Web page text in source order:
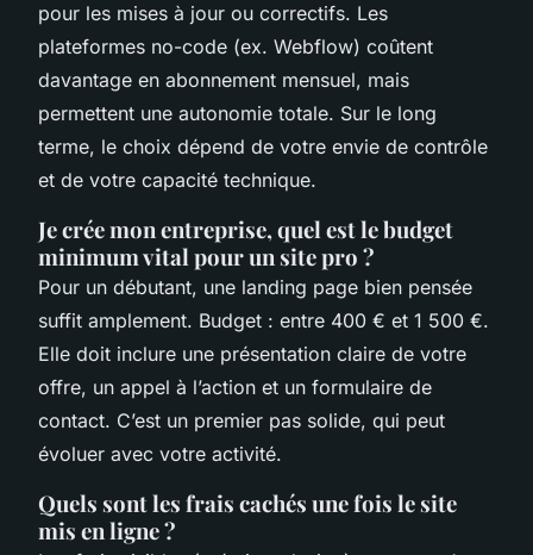
pour les mises à jour ou correctifs. Les
plateformes no-code (ex. Webflow) coûtent
davantage en abonnement mensuel, mais
permettent une autonomie totale. Sur le long
terme, le choix dépend de votre envie de contrôle
et de votre capacité technique.
Je crée mon entreprise, quel est le budget
minimum vital pour un site pro ?
Pour un débutant, une landing page bien pensée
suffit amplement. Budget : entre 400 € et 1 500 €.
Elle doit inclure une présentation claire de votre
offre, un appel à l’action et un formulaire de
contact. C’est un premier pas solide, qui peut
évoluer avec votre activité.
Quels sont les frais cachés une fois le site
mis en ligne ?